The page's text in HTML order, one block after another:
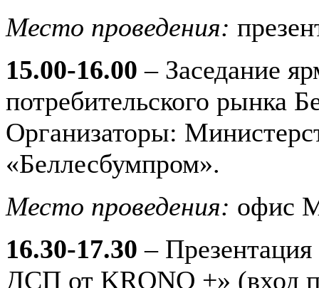
Место проведения:
15.00-16.00 – Заседание
потребительского рынка
Организаторы:
«Беллесбумпром».
Место проведения: офис
16.30-17.30–
ДСП от KRONO +» (вход